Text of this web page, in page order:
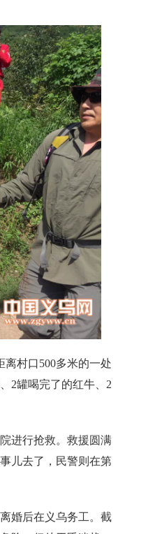
村口500多米的一处
2罐喝完了的红牛、2
进行抢救。救援圆满
儿去了，民警则在第
婚后在义乌务工。截